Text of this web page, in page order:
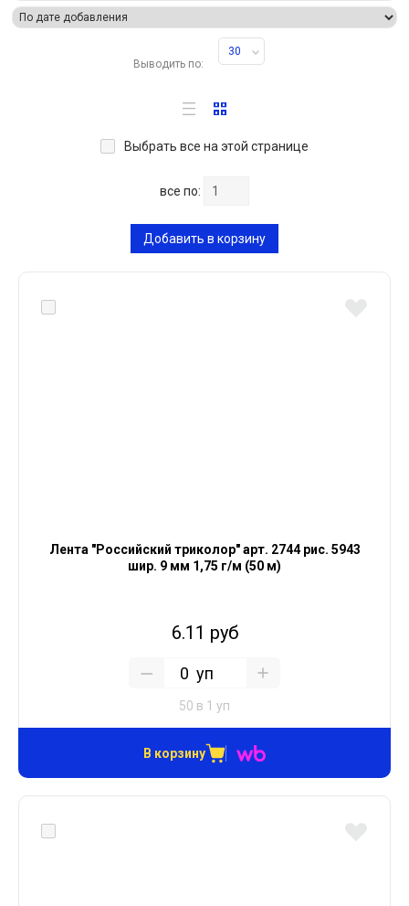
Выводить по:
30
Выбрать все на этой странице
все по:
Добавить в корзину
Лента "Российский триколор" арт. 2744 рис. 5943
шир. 9 мм 1,75 г/м (50 м)
6.11 руб
уп
50 в 1 уп
В корзину